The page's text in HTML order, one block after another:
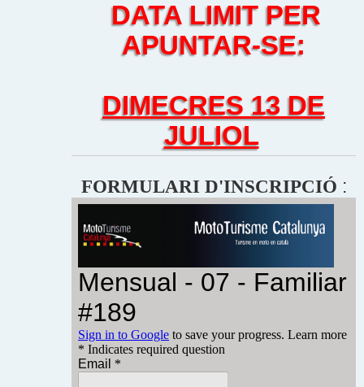
DATA LIMIT PER
APUNTAR-SE:
DIMECRES 13 DE
JULIOL
FORMULARI D'INSCRIPCIÓ :